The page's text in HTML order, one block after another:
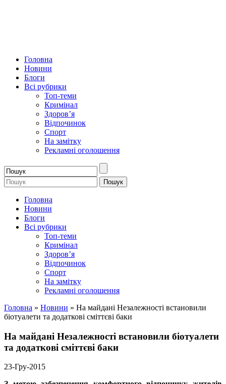
Головна
Новини
Блоги
Всі рубрики
Топ-теми
Кримінал
Здоров’я
Відпочинок
Спорт
На замітку
Рекламні оголошення
Головна
Новини
Блоги
Всі рубрики
Топ-теми
Кримінал
Здоров’я
Відпочинок
Спорт
На замітку
Рекламні оголошення
Головна » Новини » На майдані Незалежності встановили
біотуалети та додаткові сміттєві баки
На майдані Незалежності встановили біотуалети
та додаткові сміттєві баки
23-Гру-2015